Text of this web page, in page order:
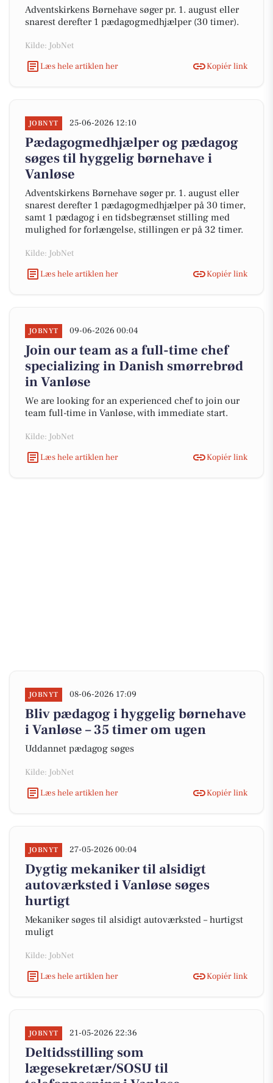
Adventskirkens Børnehave søger pr. 1. august eller
snarest derefter 1 pædagogmedhjælper (30 timer).
Kilde: JobNet
Læs hele artiklen her
Kopiér link
JOBNYT 25-06-2026 12:10
Pædagogmedhjælper og pædagog
søges til hyggelig børnehave i
Vanløse
Adventskirkens Børnehave søger pr. 1. august eller
snarest derefter 1 pædagogmedhjælper på 30 timer,
samt 1 pædagog i en tidsbegrænset stilling med
mulighed for forlængelse, stillingen er på 32 timer.
Kilde: JobNet
Læs hele artiklen her
Kopiér link
JOBNYT 09-06-2026 00:04
Join our team as a full-time chef
specializing in Danish smørrebrød
in Vanløse
We are looking for an experienced chef to join our
team full-time in Vanløse, with immediate start.
Kilde: JobNet
Læs hele artiklen her
Kopiér link
JOBNYT 08-06-2026 17:09
Bliv pædagog i hyggelig børnehave
i Vanløse – 35 timer om ugen
Uddannet pædagog søges
Kilde: JobNet
Læs hele artiklen her
Kopiér link
JOBNYT 27-05-2026 00:04
Dygtig mekaniker til alsidigt
autoværksted i Vanløse søges
hurtigt
Mekaniker søges til alsidigt autoværksted – hurtigst
muligt
Kilde: JobNet
Læs hele artiklen her
Kopiér link
JOBNYT 21-05-2026 22:36
Deltidsstilling som
lægesekretær/SOSU til